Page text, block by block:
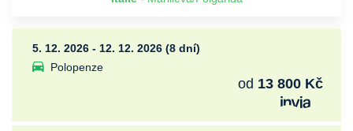
5. 12. 2026 - 12. 12. 2026 (8 dní)
Polopenze
od 13 800 Kč